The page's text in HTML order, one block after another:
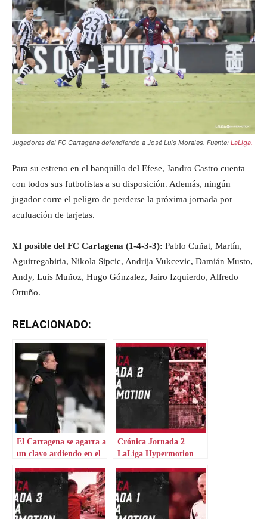
Jugadores del FC Cartagena defendiendo a José Luis Morales. Fuente: LaLiga.
Para su estreno en el banquillo del Efese, Jandro Castro cuenta
con todos sus futbolistas a su disposición. Además, ningún
jugador corre el peligro de perderse la próxima jornada por
aculuación de tarjetas.
XI posible del FC Cartagena (1-4-3-3): Pablo Cuñat, Martín,
Aguirregabiria, Nikola Sipcic, Andrija Vukcevic, Damián Musto,
Andy, Luis Muñoz, Hugo Gónzalez, Jairo Izquierdo, Alfredo
Ortuño.
RELACIONADO:
El Cartagena se agarra a
un clavo ardiendo en el
Crónica Jornada 2
LaLiga Hypermotion